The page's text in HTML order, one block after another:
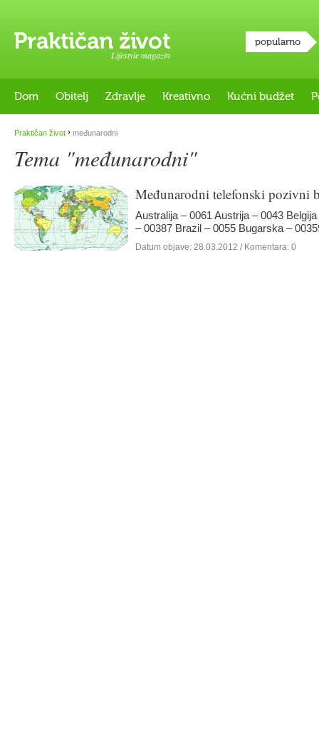
Lifestyle magazin
popularno
Dom Obitelj Zdravlje Kreativno Kućni budžet
Praktičan život › međunarodni
Tema "međunarodni"
Međunarodni telefonski pozivni
Australija – 0061 Austrija – 0043
– 00387 Brazil – 0055 Bugarska –
Datum objave: 28.03.2012 / Komentara: 0